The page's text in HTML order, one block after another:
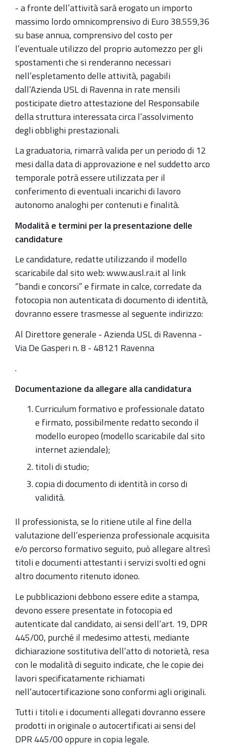
- a fronte dell’attività sarà erogato un importo
massimo lordo omnicomprensivo di Euro 38.559,36
su base annua, comprensivo del costo per
l’eventuale utilizzo del proprio automezzo per gli
spostamenti che si renderanno necessari
nell’espletamento delle attività, pagabili
dall’Azienda USL di Ravenna in rate mensili
posticipate dietro attestazione del Responsabile
della struttura interessata circa l’assolvimento
degli obblighi prestazionali.
La graduatoria, rimarrà valida per un periodo di 12
mesi dalla data di approvazione e nel suddetto arco
temporale potrà essere utilizzata per il
conferimento di eventuali incarichi di lavoro
autonomo analoghi per contenuti e finalità.
Modalità e termini per la presentazione delle
candidature
Le candidature, redatte utilizzando il modello
scaricabile dal sito web: www.ausl.ra.it al link
“bandi e concorsi” e firmate in calce, corredate da
fotocopia non autenticata di documento di identità,
dovranno essere trasmesse al seguente indirizzo:
Al Direttore generale - Azienda USL di Ravenna -
Via De Gasperi n. 8 - 48121 Ravenna
.
Documentazione da allegare alla candidatura
Curriculum formativo e professionale datato
e firmato, possibilmente redatto secondo il
modello europeo (modello scaricabile dal sito
internet aziendale);
titoli di studio;
copia di documento di identità in corso di
validità.
Il professionista, se lo ritiene utile al fine della
valutazione dell’esperienza professionale acquisita
e/o percorso formativo seguito, può allegare altresì
titoli e documenti attestanti i servizi svolti ed ogni
altro documento ritenuto idoneo.
Le pubblicazioni debbono essere edite a stampa,
devono essere presentate in fotocopia ed
autenticate dal candidato, ai sensi dell’art. 19, DPR
445/00, purché il medesimo attesti, mediante
dichiarazione sostitutiva dell’atto di notorietà, resa
con le modalità di seguito indicate, che le copie dei
lavori specificatamente richiamati
nell’autocertificazione sono conformi agli originali.
Tutti i titoli e i documenti allegati dovranno essere
prodotti in originale o autocertificati ai sensi del
DPR 445/00 oppure in copia legale.